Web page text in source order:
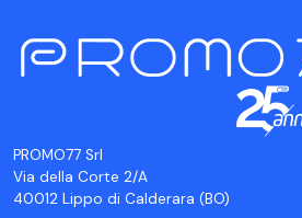
PROMO77 Srl
Via della Corte 2/A
40012 Lippo di Calderara (BO)